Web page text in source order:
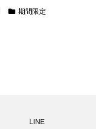
期間限定
LINE